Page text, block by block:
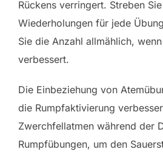
Rückens verringert. Streben
Wiederholungen für jede
Sie die Anzahl allmählich,
verbessert.
Die Einbeziehung von
die Rumpfaktivierung
Zwerchfellatmen während der
Rumpfübungen, um den